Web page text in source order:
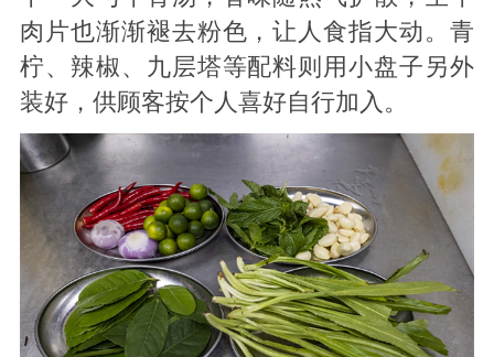
肉片也渐渐褪去粉色，让人食指大动。青
柠、辣椒、九层塔等配料则用小盘子另外
装好，供顾客按个人喜好自行加入。